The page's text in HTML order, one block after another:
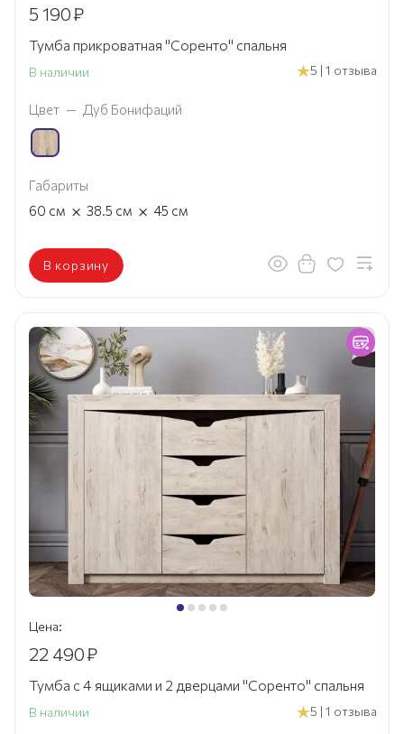
5 190₽
Тумба прикроватная "Соренто" спальня
В наличии 5 | 1 отзыва
Цвет — Дуб Бонифаций
Габариты
60 см × 38.5 см × 45 см
В корзину
Цена:
22 490₽
Тумба с 4 ящиками и 2 дверцами "Соренто" спальня
В наличии 5 | 1 отзыва